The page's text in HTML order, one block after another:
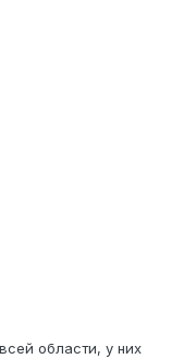
области, у них